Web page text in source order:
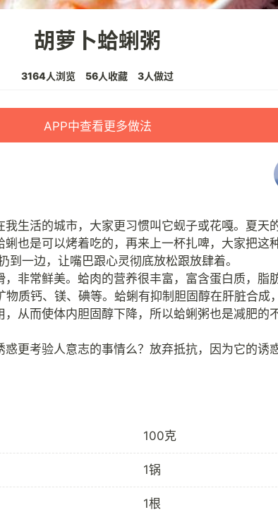
胡萝卜蛤蜊粥
3164人浏览 56人收藏 3人做过
APP中查看更多做法
我生活的城市，大家更习惯叫它蚬子或花嘎。夏天
蜊也是可以烤着吃的，再来上一杯扎啤，大家把这
到一边，让嘴巴跟心灵彻底放松跟放肆着。
，非常鲜美。蛤肉的营养很丰富，富含蛋白质，脂
物质钙、镁、碘等。蛤蜊有抑制胆固醇在肝脏合成
，从而使体内胆固醇下降，所以蛤蜊粥也是减肥的
惑更考验人意志的事情么？放弃抵抗，因为它的诱
100克
1锅
1根